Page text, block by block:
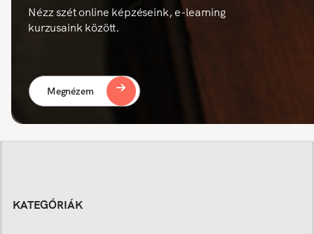
Nézz szét online képzéseink, e-learning
kurzusaink között.
Megnézem
KATEGÓRIÁK